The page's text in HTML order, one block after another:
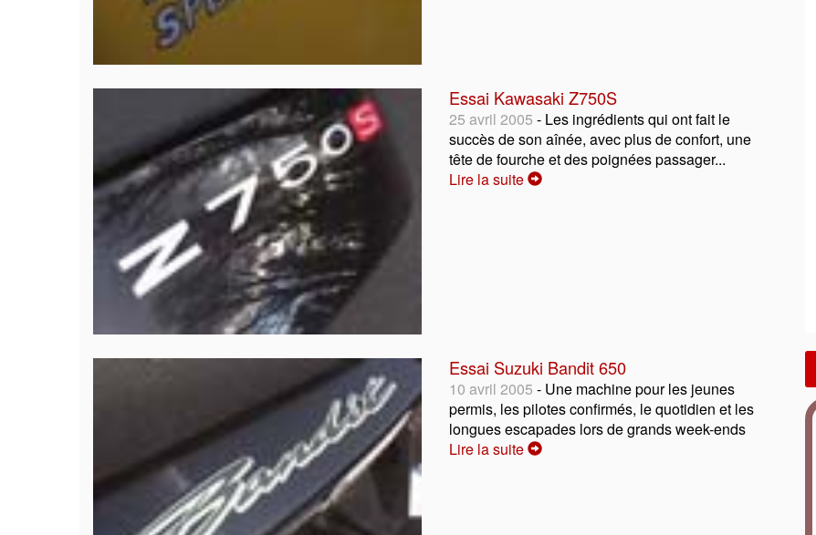
Essai Kawasaki Z750S
25 avril 2005 - Les ingrédients qui ont fait le
succès de son aînée, avec plus de confort, une
tête de fourche et des poignées passager...
Lire la suite
Essai Suzuki Bandit 650
10 avril 2005 - Une machine pour les jeunes
permis, les pilotes confirmés, le quotidien et les
longues escapades lors de grands week-ends
Lire la suite